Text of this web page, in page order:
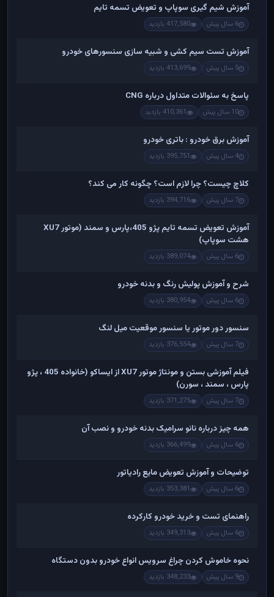
آموزش شیم گیری سوپاپ و تعویض تسمه تایم
6 سال پیش 417,580 بازدید
آموزش تست سیم کشی و شبیه سازی سنسورهای خودرو
5 سال پیش 413,699 بازدید
پاسخ به سئوالات متداول درباره CNG
10 سال پیش 410,361 بازدید
آموزش برق خودرو : باتری خودرو
4 سال پیش 395,751 بازدید
کلاچ چیست؟ چرا لازم است؟ چگونه کار می کند؟
7 سال پیش 394,716 بازدید
آموزش تعویض تسمه تایم پژو 405،پارس و سمند (موتور XU7
هشت سوپاپ)
6 سال پیش 389,074 بازدید
شرح و آموزش پولیش رنگ و بدنه خودرو
6 سال پیش 380,954 بازدید
سنسور دور موتور یا سنسور موقعیت میل لنگ
7 سال پیش 376,554 بازدید
فیلم آموزشی بستن و مونتاژ موتور XU7 از ایساکو (خانواده 405 ، پژو
پارس ، سمند ، سورن)
7 سال پیش 371,275 بازدید
همه چیز درباره نانو سرامیک بدنه خودرو و نصب آن
6 سال پیش 366,499 بازدید
توضیحات و آموزش تعویض مایع رادیاتور
6 سال پیش 353,381 بازدید
راهنمای تست و خريد خودرو کارکرده
6 سال پیش 349,313 بازدید
نحوه خاموش کردن چراغ سرویس انواع خودرو بدون دستگاه
9 سال پیش 348,233 بازدید